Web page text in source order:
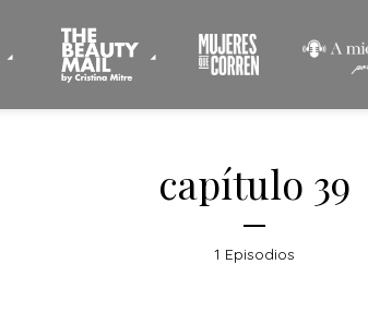
capítulo 39
1 Episodios